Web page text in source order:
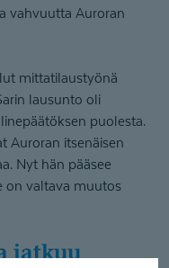
vahvuutta Auroran
mittatilaustyönä
lausunto oli
puolesta.
Auroran itsenäisen
Nyt hän pääsee
on valtava muutos
jatkuu